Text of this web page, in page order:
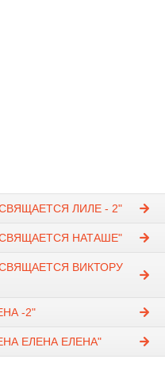
ЛИЛЕ - 2"
НАТАШЕ"
ВИКТОРУ
-2"
ЕЛЕНА ЕЛЕНА"